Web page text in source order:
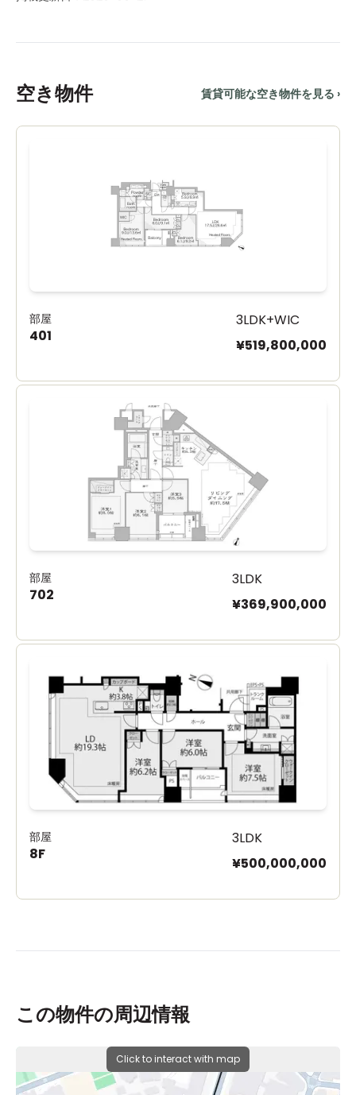
空き物件 賃貸可能な空き物件を見る ›
部屋
401
3LDK+WIC
¥519,800,000
部屋
702
3LDK
¥369,900,000
部屋
8F
3LDK
¥500,000,000
この物件の周辺情報
Click to interact with map